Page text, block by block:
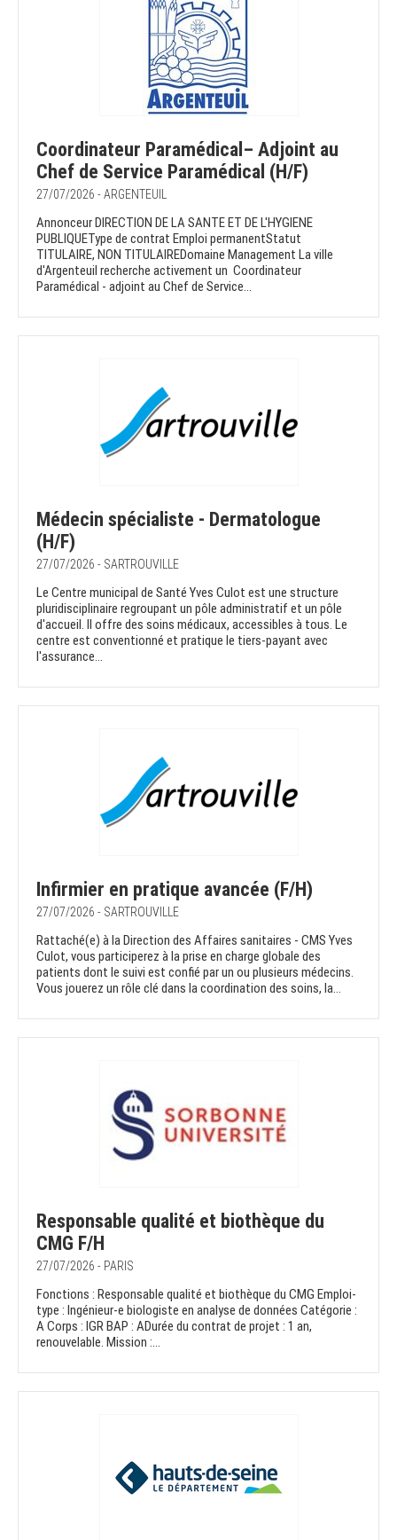
Coordinateur Paramédical– Adjoint au
Chef de Service Paramédical (H/F)
27/07/2026 - ARGENTEUIL
Annonceur DIRECTION DE LA SANTE ET DE L'HYGIENE
PUBLIQUEType de contrat Emploi permanentStatut
TITULAIRE, NON TITULAIREDomaine Management La ville
d'Argenteuil recherche activement un Coordinateur
Paramédical - adjoint au Chef de Service...
Médecin spécialiste - Dermatologue
(H/F)
27/07/2026 - SARTROUVILLE
Le Centre municipal de Santé Yves Culot est une structure
pluridisciplinaire regroupant un pôle administratif et un pôle
d'accueil. Il offre des soins médicaux, accessibles à tous. Le
centre est conventionné et pratique le tiers-payant avec
l'assurance...
Infirmier en pratique avancée (F/H)
27/07/2026 - SARTROUVILLE
Rattaché(e) à la Direction des Affaires sanitaires - CMS Yves
Culot, vous participerez à la prise en charge globale des
patients dont le suivi est confié par un ou plusieurs médecins.
Vous jouerez un rôle clé dans la coordination des soins, la...
Responsable qualité et biothèque du
CMG F/H
27/07/2026 - PARIS
Fonctions : Responsable qualité et biothèque du CMG Emploi-
type : Ingénieur-e biologiste en analyse de données Catégorie :
A Corps : IGR BAP : ADurée du contrat de projet : 1 an,
renouvelable. Mission :...